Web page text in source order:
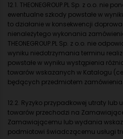
12.1. THEONEGROUP.PL Sp. z o.o. nie
ewentualne szkody powstałe w
to działanie w konsekwencji
nienależytego wykonania
THEONEGROUP.PL Sp. z o.o. nie
wyniku niedotrzymania terminu
powstałe w wyniku wystąpienia
towarów wskazanych w Katalogu
będących przedmiotem zamówienia.
12.2. Ryzyko przypadkowej utraty
towarów przechodzi na
Zamawiającemu lub wydania
podmiotowi świadczącemu usługi